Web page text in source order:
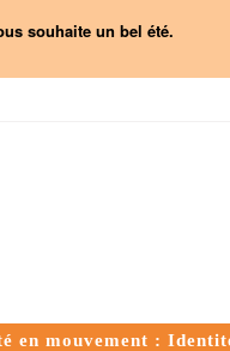
souhaite un bel été.
en mouvement :